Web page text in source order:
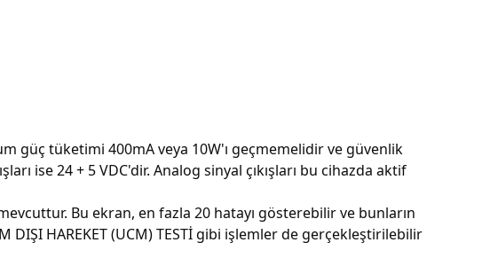
güç tüketimi 400mA veya 10W'ı geçmemelidir ve güvenlik
ise 24 + 5 VDC'dir. Analog sinyal çıkışları bu cihazda aktif
Bu ekran, en fazla 20 hatayı gösterebilir ve bunların
DIŞI HAREKET (UCM) TESTİ gibi işlemler de gerçekleştirilebilir